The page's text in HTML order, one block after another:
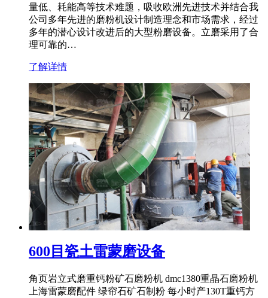
量低、耗能高等技术难题，吸收欧洲先进技术并结合我
公司多年先进的磨粉机设计制造理念和市场需求，经过
多年的潜心设计改进后的大型粉磨设备。立磨采用了合
理可靠的…
了解详情
600目瓷土雷蒙磨设备
角页岩立式磨重钙粉矿石磨粉机 dmc1380重晶石磨粉机
上海雷蒙磨配件 绿帘石矿石制粉 每小时产130T重钙方